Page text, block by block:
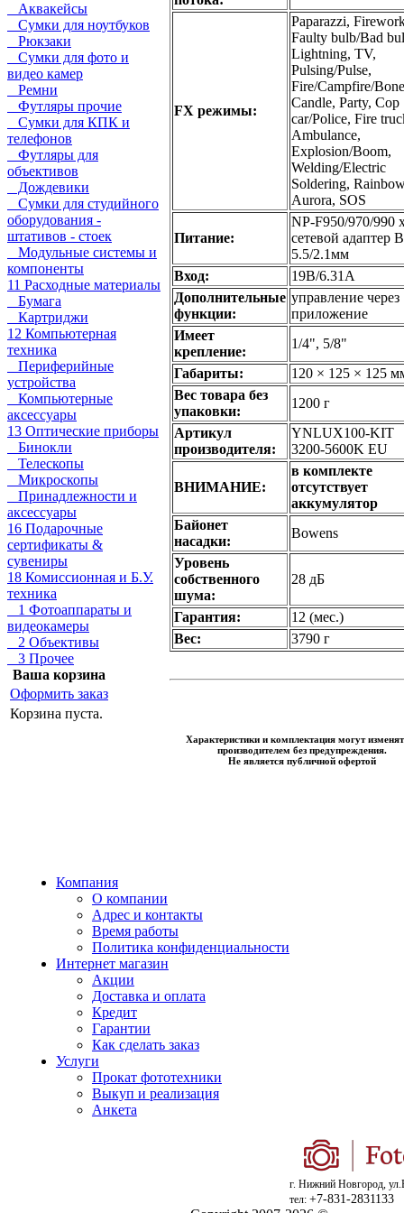
Аквакейсы
Сумки для ноутбуков
Рюкзаки
Сумки для фото и
видео камер
Ремни
Футляры прочие
Сумки для КПК и
телефонов
Футляры для
объективов
Дождевики
Сумки для студийного
оборудования -
штативов - стоек
Модульные системы и
компоненты
11 Расходные материалы
Бумага
Картриджи
12 Компьютерная
техника
Периферийные
устройства
Компьютерные
аксессуары
13 Оптические приборы
Бинокли
Телескопы
Микроскопы
Принадлежности и
аксессуары
16 Подарочные
сертификаты &
сувениры
18 Комиссионная и Б.У.
техника
1 Фотоаппараты и
видеокамеры
2 Объективы
3 Прочее
Ваша корзина
Оформить заказ
Корзина пуста.
FX режимы:
Paparazzi,
Faulty bulb/Bad
Lightning, TV,
Pulsing/Pulse,
Fire/Campfire/
Candle, Party, Cop
car/Police, Fire
Ambulance,
Explosion/Boom,
Welding/Electric
Soldering,
Aurora, SOS
Питание:
NP-F950/970/990
сетевой адаптер
5.5/2.1мм
Вход:
19В/6.31А
Дополнительные
функции:
управление через
приложение
Имеет
крепление:
1/4", 5/8"
Габариты:
120 × 125 × 125
Вес товара без
упаковки:
1200 г
Артикул
производителя:
YNLUX100-KIT
3200-5600K EU
ВНИМАНИЕ:
в комплекте
отсутствует
аккумулятор
Байонет
насадки:
Bowens
Уровень
собственного
шума:
28 дБ
Гарантия:
12 (мес.)
Вес:
3790 г
Характеристики и комплектация могут
производителем без предупреждения.
Не является публичной офертой
Компания
О компании
Адрес и контакты
Время работы
Политика конфиденциальности
Интернет магазин
Акции
Доставка и оплата
Кредит
Гарантии
Как сделать заказ
Услуги
Прокат фототехники
Выкуп и реализация
Анкета
г. Нижний Новгород,
тел: +7-831-2831133